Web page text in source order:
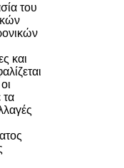
του
και
τα